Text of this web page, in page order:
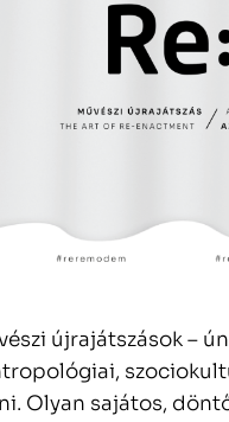
újrajátszások –
Olyan sajátos,